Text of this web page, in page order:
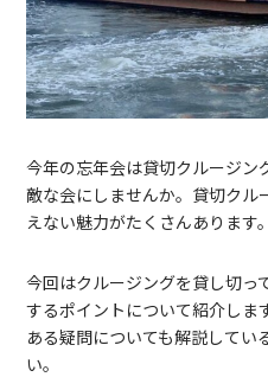
今年の忘年会は貸切クルージン
敵な会にしませんか。貸切クル
えない魅力がたくさんあります。
今回はクルージングを貸し切っ
するポイントについて紹介しま
ある疑問についても解説してい
い。